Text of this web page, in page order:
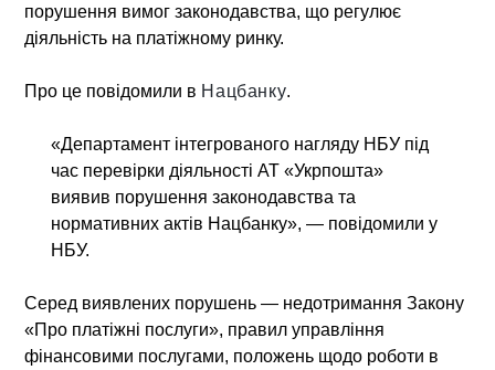
порушення вимог законодавства, що регулює
діяльність на платіжному ринку.
Про це повідомили в Нацбанку.
«Департамент інтегрованого нагляду НБУ під
час перевірки діяльності АТ «Укрпошта»
виявив порушення законодавства та
нормативних актів Нацбанку», — повідомили у
НБУ.
Серед виявлених порушень — недотримання Закону
«Про платіжні послуги», правил управління
фінансовими послугами, положень щодо роботи в